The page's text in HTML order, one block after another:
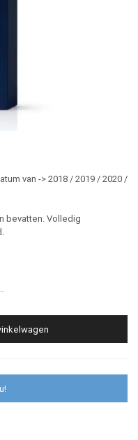
van -> 2018 / 2019 / 2020 /
bevatten. Volledig